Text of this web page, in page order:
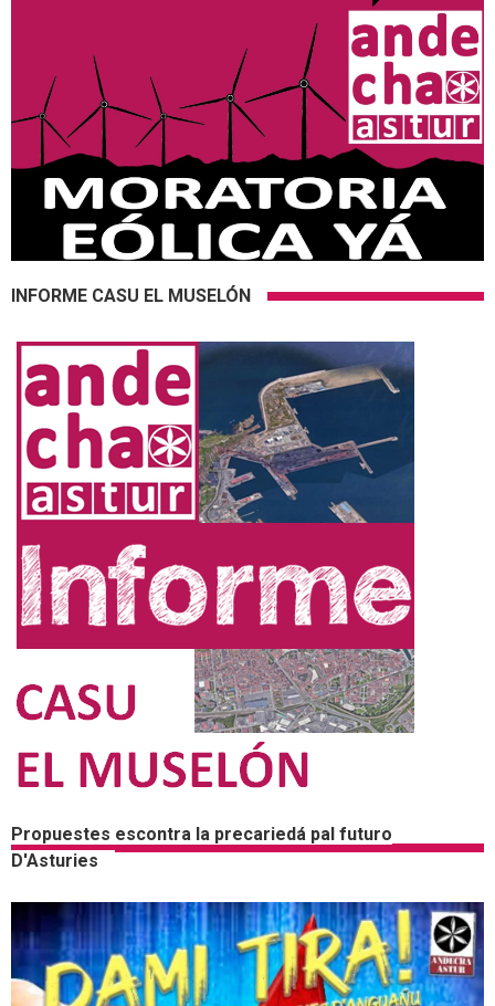
INFORME CASU EL MUSELÓN
Propuestes escontra la precariedá pal futuro
D'Asturies